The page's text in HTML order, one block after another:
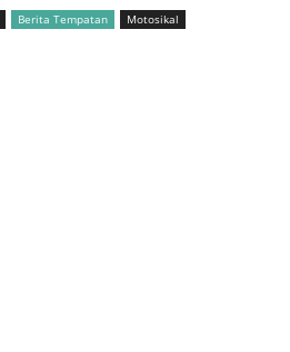
Berita Tempatan Motosikal